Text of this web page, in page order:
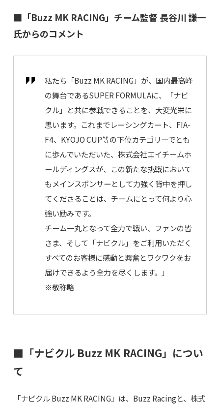
■「Buzz MK RACING」チーム監督 長谷川 謙一
氏からのコメント
私たち「Buzz MK RACING」が、国内最高峰
の舞台であるSUPER FORMULAに、「ナビ
クル」と共に参戦できることを、大変光栄に
思います。これまでレーシングカート、FIA-
F4、KYOJO CUP等の下位カテゴリーでとも
に歩んでいただいた、株式会社エイチームホ
ールディングスが、この新たな挑戦において
もメインスポンサーとして力強く背中を押し
てくださることは、チームにとって何より心
強い励みです。
チーム一丸となって全力で戦い、ファンの皆
さま、そして「ナビクル」をご利用いただく
すべてのお客様に感動と興奮とワクワクをお
届けできるよう全力を尽くします。」
※敬称略
■「ナビクル Buzz MK RACING」につい
て
「ナビクル Buzz MK RACING」は、Buzz Racingと、株式